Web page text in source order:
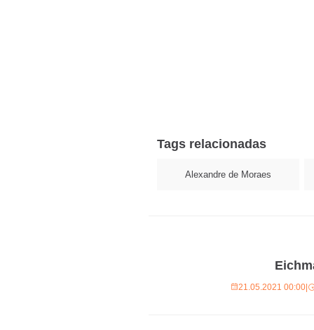
Tags relacionadas
Alexandre de Moraes
21.05.2021 00:00|